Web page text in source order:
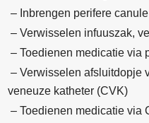
– Inbrengen perifere
– Verwisselen infuuszak,
– Toedienen medicatie via
– Verwisselen afsluitdopje
veneuze katheter (CVK)
– Toedienen medicatie via